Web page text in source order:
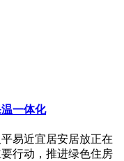
一体化
易近宜居安居放正在
行动，推进绿色住房